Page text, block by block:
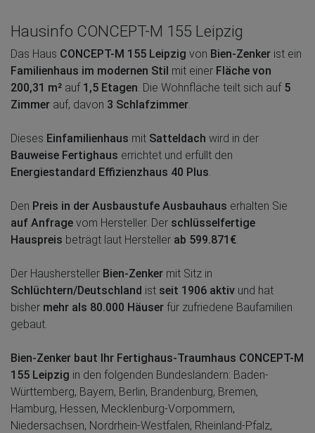
Hausinfo CONCEPT-M 155 Leipzig
Das Haus CONCEPT-M 155 Leipzig von Bien-Zenker ist ein
Familienhaus im modernen Stil mit einer Fläche von
200,31 m² auf 1,5 Etagen . Die Wohnfläche teilt sich auf 5
Zimmer auf, davon 3 Schlafzimmer
Dieses Einfamilienhaus mit Satteldach wird in der
Bauweise Fertighaus errichtet und erfüllt den
Energiestandard Effizienzhaus 40 Plus
Den Preis in der Ausbaustufe Ausbauhaus erhalten Sie
auf Anfrage vom Hersteller. Der schlüsselfertige
Hauspreis beträgt laut Hersteller ab 599.871€
Der Haushersteller Bien-Zenker mit Sitz in
Schlüchtern/Deutschland ist seit 1906 aktiv und hat
bisher mehr als 80.000 Häuser für zufriedene Baufamilien
gebaut.
Bien-Zenker baut Ihr Fertighaus-Traumhaus CONCEPT-M
155 Leipzig in den folgenden Bundesländern: Baden-
Württemberg, Bayern, Berlin, Brandenburg, Bremen,
Hamburg, Hessen, Mecklenburg-Vorpommern,
Niedersachsen, Nordrhein-Westfalen, Rheinland-Pfalz,